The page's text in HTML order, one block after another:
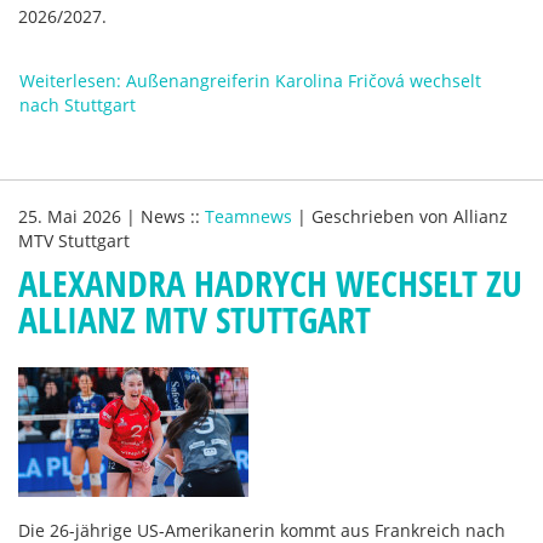
2026/2027.
Weiterlesen: Außenangreiferin Karolina Fričová wechselt
nach Stuttgart
25. Mai 2026 | News :: Teamnews | Geschrieben von Allianz
MTV Stuttgart
ALEXANDRA HADRYCH WECHSELT ZU
ALLIANZ MTV STUTTGART
Die 26-jährige US-Amerikanerin kommt aus Frankreich nach